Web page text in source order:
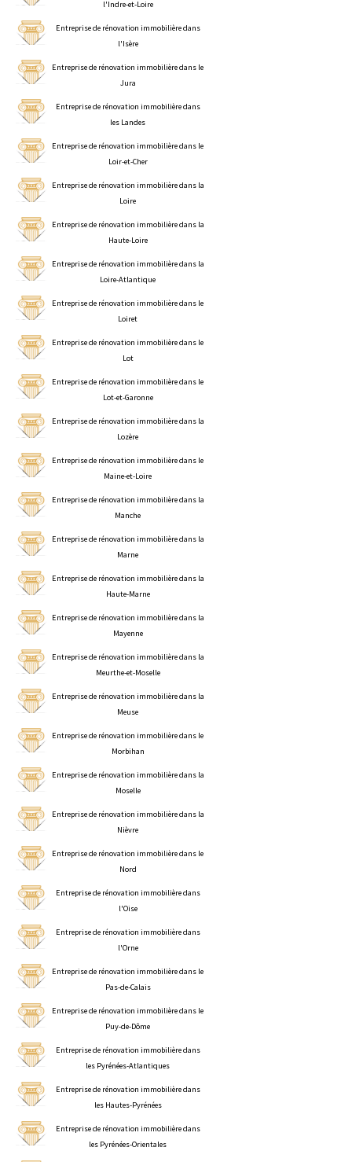
l'Indre-et-Loire
Entreprise de rénovation immobilière dans
l'Isère
Entreprise de rénovation immobilière dans le
Jura
Entreprise de rénovation immobilière dans
les Landes
Entreprise de rénovation immobilière dans le
Loir-et-Cher
Entreprise de rénovation immobilière dans la
Loire
Entreprise de rénovation immobilière dans la
Haute-Loire
Entreprise de rénovation immobilière dans la
Loire-Atlantique
Entreprise de rénovation immobilière dans le
Loiret
Entreprise de rénovation immobilière dans le
Lot
Entreprise de rénovation immobilière dans le
Lot-et-Garonne
Entreprise de rénovation immobilière dans la
Lozère
Entreprise de rénovation immobilière dans le
Maine-et-Loire
Entreprise de rénovation immobilière dans la
Manche
Entreprise de rénovation immobilière dans la
Marne
Entreprise de rénovation immobilière dans la
Haute-Marne
Entreprise de rénovation immobilière dans la
Mayenne
Entreprise de rénovation immobilière dans la
Meurthe-et-Moselle
Entreprise de rénovation immobilière dans la
Meuse
Entreprise de rénovation immobilière dans le
Morbihan
Entreprise de rénovation immobilière dans la
Moselle
Entreprise de rénovation immobilière dans la
Nièvre
Entreprise de rénovation immobilière dans le
Nord
Entreprise de rénovation immobilière dans
l'Oise
Entreprise de rénovation immobilière dans
l'Orne
Entreprise de rénovation immobilière dans le
Pas-de-Calais
Entreprise de rénovation immobilière dans le
Puy-de-Dôme
Entreprise de rénovation immobilière dans
les Pyrénées-Atlantiques
Entreprise de rénovation immobilière dans
les Hautes-Pyrénées
Entreprise de rénovation immobilière dans
les Pyrénées-Orientales